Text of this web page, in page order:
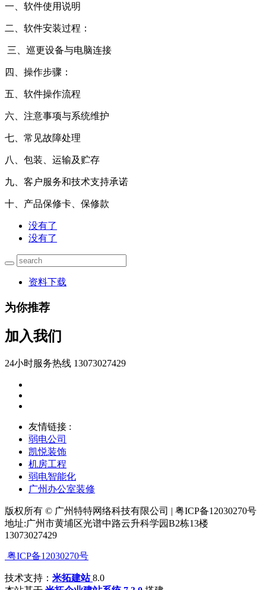
一、软件使用说明
二、软件安装过程：
三、巡更设备与电脑连接
四、操作步骤：
五、软件操作流程
六、注意事项与系统维护
七、常见故障处理
八、包装、运输及贮存
九、客户服务和技术支持承诺
十、产品保修卡、保修款
没有了
没有了
资料下载
为你推荐
加入我们
24小时服务热线 13073027429
友情链接 :
弱电公司
凯悦装饰
机房工程
弱电智能化
广州办公室装修
版权所有 © 广州特特网络科技有限公司 | 粤ICP备12030270号
地址:广州市黄埔区光谱中路云升科学园B2栋13楼
13073027429
粤ICP备12030270号
技术支持： 米拓建站8.0